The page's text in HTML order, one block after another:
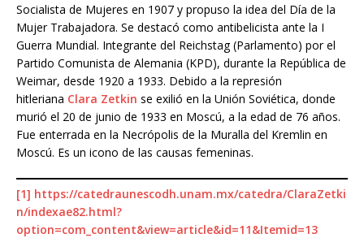
Socialista de Mujeres en 1907 y propuso la idea del Día de la
Mujer Trabajadora. Se destacó como antibelicista ante la I
Guerra Mundial. Integrante del Reichstag (Parlamento) por el
Partido Comunista de Alemania (KPD), durante la República de
Weimar, desde 1920 a 1933. Debido a la represión
hitleriana Clara Zetkin se exilió en la Unión Soviética, donde
murió el 20 de junio de 1933 en Moscú, a la edad de 76 años.
Fue enterrada en la Necrópolis de la Muralla del Kremlin en
Moscú. Es un icono de las causas femeninas.
[1] https://catedraunescodh.unam.mx/catedra/ClaraZetki
n/indexae82.html?
option=com_content&view=article&id=11&Itemid=13